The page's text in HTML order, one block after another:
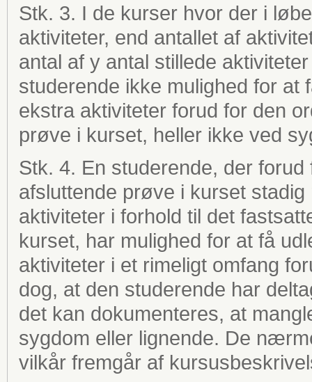
Stk. 3. I de kurser hvor der i
aktiviteter, end antallet af
antal af y antal stillede
studerende ikke mulighed for at
ekstra aktiviteter forud for den
prøve i kurset, heller ikke ved
Stk. 4. En studerende, der
afsluttende prøve i kurset
aktiviteter i forhold til det
kurset, har mulighed for at få
aktiviteter i et rimeligt omfang
dog, at den studerende har
det kan dokumenteres, at
sygdom eller lignende. De
vilkår fremgår af